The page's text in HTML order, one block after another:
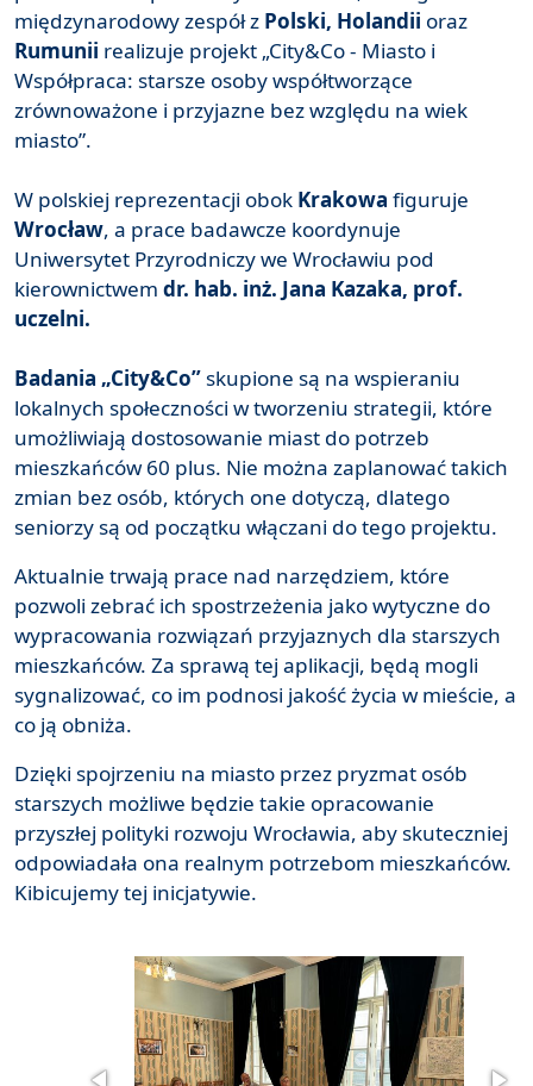
międzynarodowy zespół z Polski, Holandii oraz
Rumunii realizuje projekt „City&Co - Miasto i
Współpraca: starsze osoby współtworzące
zrównoważone i przyjazne bez względu na wiek
miasto”.
W polskiej reprezentacji obok Krakowa figuruje
Wrocław, a prace badawcze koordynuje
Uniwersytet Przyrodniczy we Wrocławiu pod
kierownictwem dr. hab. inż. Jana Kazaka, prof.
uczelni.
Badania „City&Co”skupione są na wspieraniu
lokalnych społeczności w tworzeniu strategii, które
umożliwiają dostosowanie miast do potrzeb
mieszkańców 60 plus. Nie można zaplanować takich
zmian bez osób, których one dotyczą, dlatego
seniorzy są od początku włączani do tego projektu.
Aktualnie trwają prace nad narzędziem, które
pozwoli zebrać ich spostrzeżenia jako wytyczne do
wypracowania rozwiązań przyjaznych dla starszych
mieszkańców. Za sprawą tej aplikacji, będą mogli
sygnalizować, co im podnosi jakość życia w mieście, a
co ją obniża.
Dzięki spojrzeniu na miasto przez pryzmat osób
starszych możliwe będzie takie opracowanie
przyszłej polityki rozwoju Wrocławia, aby skuteczniej
odpowiadała ona realnym potrzebom mieszkańców.
Kibicujemy tej inicjatywie.